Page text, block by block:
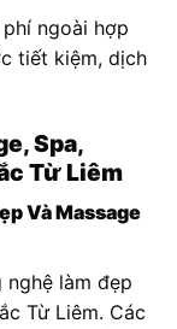
ngoài hợp
tiết kiệm, dịch
Spa,
Từ Liêm
Và Massage
nghệ làm đẹp
Từ Liêm. Các